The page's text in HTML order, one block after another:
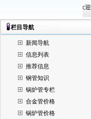
贵州华冶钢联管材有限公司欢迎
栏目导航
新闻导航
信息列表
推荐信息
钢管知识
锅炉管专栏
合金管价格
锅炉管价格